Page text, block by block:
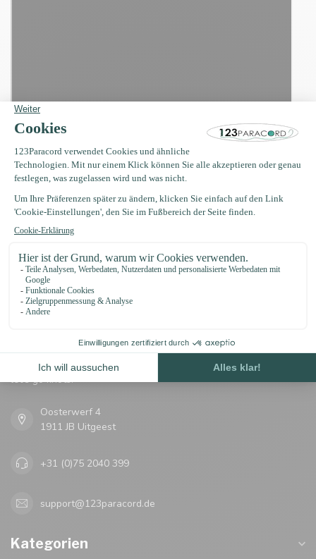
Erhalten Sie Nachrichten?
123Paracord
let's go knots!
Oosterwerf 4
1911 JB Uitgeest
+31 (0)75 2040 399
support@123paracord.de
Kategorien